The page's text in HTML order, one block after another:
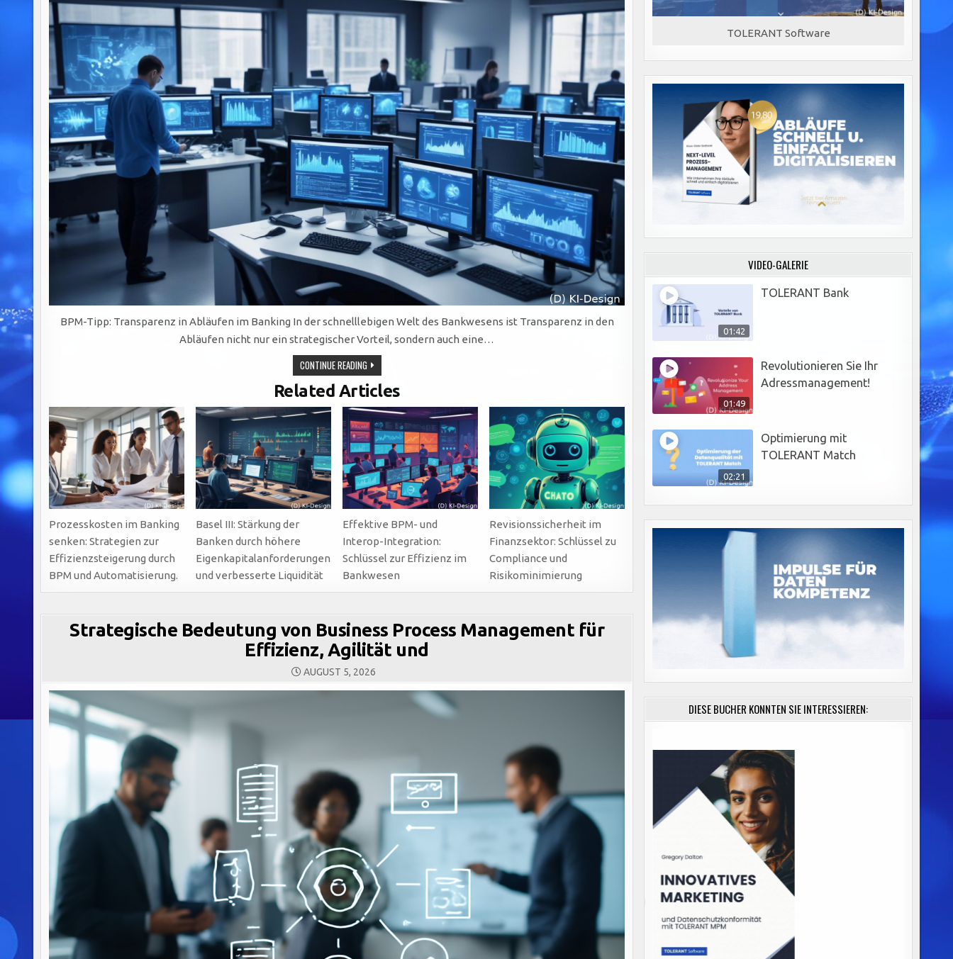
BPM-Tipp: Transparenz in Abläufen im Banking In der schnelllebigen Welt des Bankwesens ist Transparenz in den
Abläufen nicht nur ein strategischer Vorteil, sondern auch eine…
CONTINUE READINGTRANSPARENTE
ABLÄUFE
IM
BANKING:
DIGITALISIERUNG,
VISUALISIERUNG
UND
SCHULUNG
ALS
SCHLÜSSEL
ZUM
Related Articles
Prozesskosten im Banking
senken: Strategien zur
Effizienzsteigerung durch
BPM und Automatisierung.
Basel III: Stärkung der
Banken durch höhere
Eigenkapitalanforderungen
und verbesserte Liquidität
Effektive BPM- und
Interop-Integration:
Schlüssel zur Effizienz im
Bankwesen
Revisionssicherheit im
Finanzsektor: Schlüssel zu
Compliance und
Risikominimierung
Strategische Bedeutung von Business Process Management für
Effizienz, Agilität und
AUGUST 5, 2026
TOLERANT Software
VIDEO-GALERIE
01:42
TOLERANT Bank
01:49
Revolutionieren Sie Ihr
Adressmanagement!
02:21
Optimierung mit
TOLERANT Match
DIESE BÜCHER KÖNNTEN SIE INTERESSIEREN: